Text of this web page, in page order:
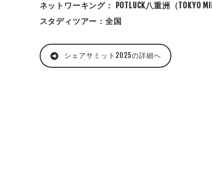
ネットワーキング： POTLUCK八重洲（TOKYO
スタディツアー：全国
シェアサミット2025の詳細へ